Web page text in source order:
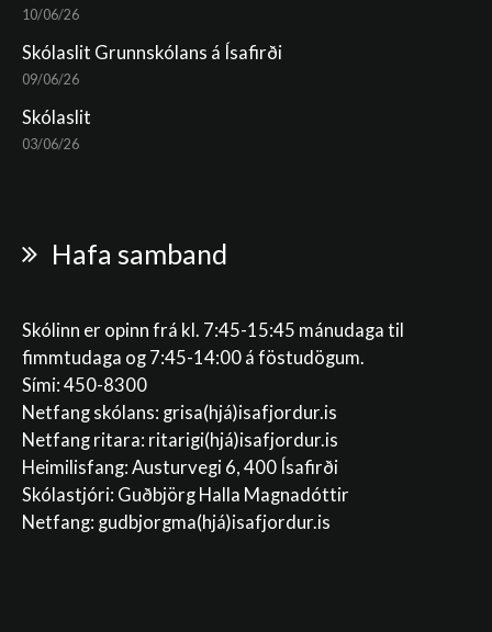
10/06/26
Skólaslit Grunnskólans á Ísafirði
09/06/26
Skólaslit
03/06/26
Hafa samband
Skólinn er opinn frá kl. 7:45-15:45 mánudaga til
fimmtudaga og 7:45-14:00 á föstudögum.
Sími: 450-8300
Netfang skólans: grisa(hjá)isafjordur.is
Netfang ritara: ritarigi(hjá)isafjordur.is
Heimilisfang: Austurvegi 6, 400 Ísafirði
Skólastjóri: Guðbjörg Halla Magnadóttir
Netfang: gudbjorgma(hjá)isafjordur.is